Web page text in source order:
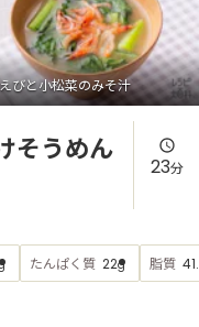
びと小松菜のみそ汁
そうめん
23分
たんぱく質 22g 脂質